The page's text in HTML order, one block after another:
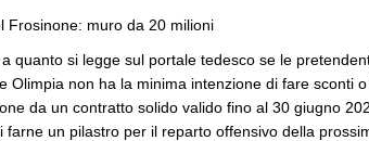
Frosinone: muro da 20 milioni
quanto si legge sul portale tedesco se le
Olimpia non ha la minima intenzione di fare sconti
da un contratto solido valido fino al 30 giugno
farne un pilastro per il reparto offensivo della